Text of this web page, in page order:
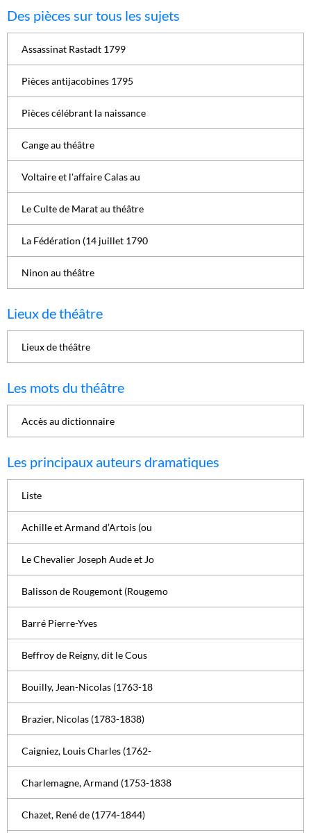
Des pièces sur tous les sujets
Assassinat Rastadt 1799
Pièces antijacobines 1795
Pièces célébrant la naissance
Cange au théâtre
Voltaire et l'affaire Calas au
Le Culte de Marat au théâtre
La Fédération (14 juillet 1790
Ninon au théâtre
Lieux de théâtre
Lieux de théâtre
Les mots du théâtre
Accès au dictionnaire
Les principaux auteurs dramatiques
Liste
Achille et Armand d’Artois (ou
Le Chevalier Joseph Aude et Jo
Balisson de Rougemont (Rougemo
Barré Pierre-Yves
Beffroy de Reigny, dit le Cous
Bouilly, Jean-Nicolas (1763-18
Brazier, Nicolas (1783-1838)
Caigniez, Louis Charles (1762-
Charlemagne, Armand (1753-1838
Chazet, René de (1774-1844)